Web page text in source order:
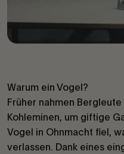
Warum ein Vogel?
Früher nahmen
Kohleminen, um giftige
Vogel in Ohnmacht fiel,
verlassen. Dank eines